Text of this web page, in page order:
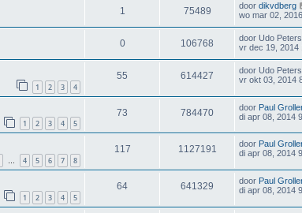
1 75489 door dikvdberg
wo mar 02,
0 106768 door Udo Peters
vr dec 19, 2014
1 2 3 4
55 614427 door Udo Peters
vr okt 03, 2014
1 2 3 4 5
73 784470 door Paul
di apr 08, 2014
… 4 5 6 7 8
117 1127191 door Paul
di apr 08, 2014
1 2 3 4 5
64 641329 door Paul
di apr 08, 2014